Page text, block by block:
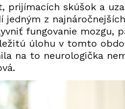
prijímacích skúšok a
jedným z
fungovanie mozgu,
úlohu v tomto
na to neurologička